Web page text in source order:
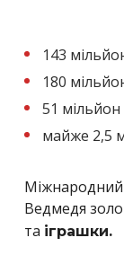
143
180
51 мільйон
майже 2,5
Міжнародний
Ведмедя
та іграшки.